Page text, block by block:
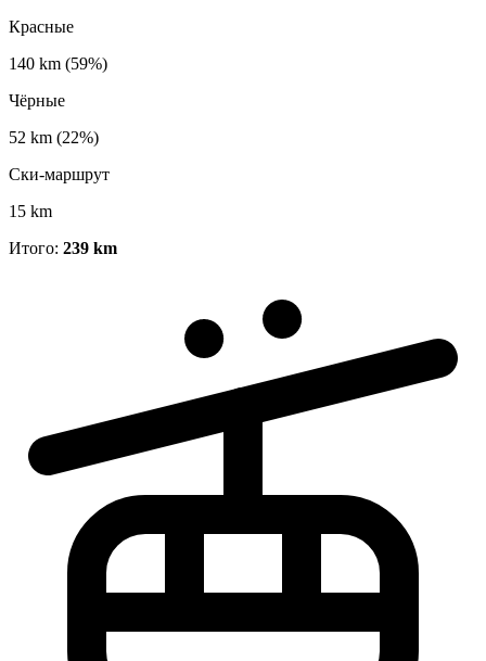
Красные
140 km (59%)
Чёрные
52 km (22%)
Ски-маршрут
15 km
Итого: 239 km